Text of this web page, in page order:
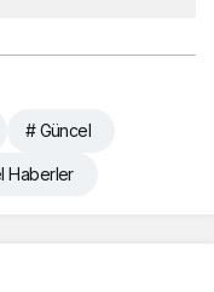
# Güncel
Haberler